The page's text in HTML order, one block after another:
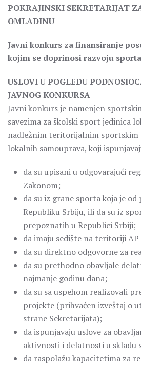
POKRAJINSKI SEKRETARIJAT
OMLADINU
Javni konkurs za finansiranje
kojim se doprinosi razvoju
USLOVI U POGLEDU
JAVNOG KONKURSA
Javni konkurs je namenjen
savezima za školski sport jedinica
nadležnim teritorijalnim sportskim
lokalnih samouprava, koji
da su upisani u odgovarajući
Zakonom;
da su iz grane sporta koja je od
Republiku Srbiju, ili da su iz
prepoznatih u Republici Srbiji;
da imaju sedište na teritoriji AP
da su direktno odgovorne za
da su prethodno obavljale
najmanje godinu dana;
da su sa uspehom realizovali
projekte (prihvaćen izveštaj o
strane Sekretarijata);
da ispunjavaju uslove za
aktivnosti i delatnosti u skladu
da raspolažu kapacitetima za